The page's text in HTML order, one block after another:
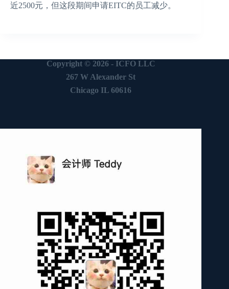
近2500元，但这段期间申请EITC的员工减少。
Copyright © 2026 - ICFO LLC
267 W Alexander St
Chicago IL 60616